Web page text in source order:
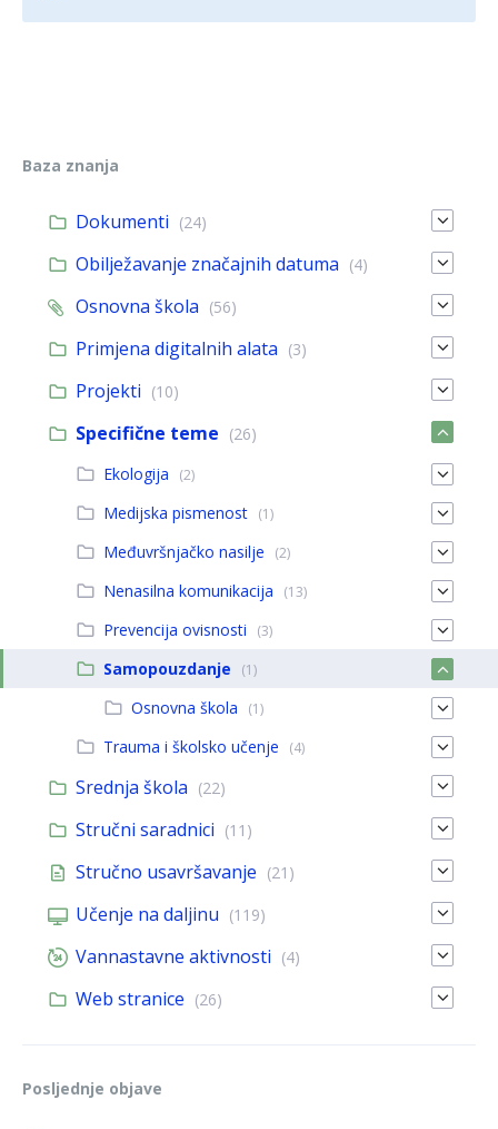
Baza znanja
Dokumenti (24)
Obilježavanje značajnih datuma (4)
Osnovna škola (56)
Primjena digitalnih alata (3)
Projekti (10)
Specifične teme (26)
Ekologija
(2)
Medijska pismenost (1)
Međuvršnjačko nasilje (2)
Nenasilna komunikacija (13)
Prevencija ovisnosti (3)
Samopouzdanje (1)
Osnovna škola (1)
Trauma i školsko učenje (4)
Srednja škola (22)
Stručni saradnici (11)
Stručno usavršavanje (21)
Učenje na daljinu (119)
Vannastavne aktivnosti (4)
Web stranice (26)
Posljednje objave